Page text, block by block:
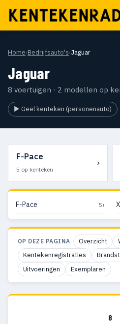
Home›Bedrijfsauto's›Jaguar
Jaguar
8 voertuigen · 2 modellen op
▶ Geel kenteken (personenauto)
F-Pace
5 op kenteken
›
F-Pace 5›
OP DEZE PAGINA Overzicht
Kentekenregistraties
Uitvoeringen
Exemplaren
8